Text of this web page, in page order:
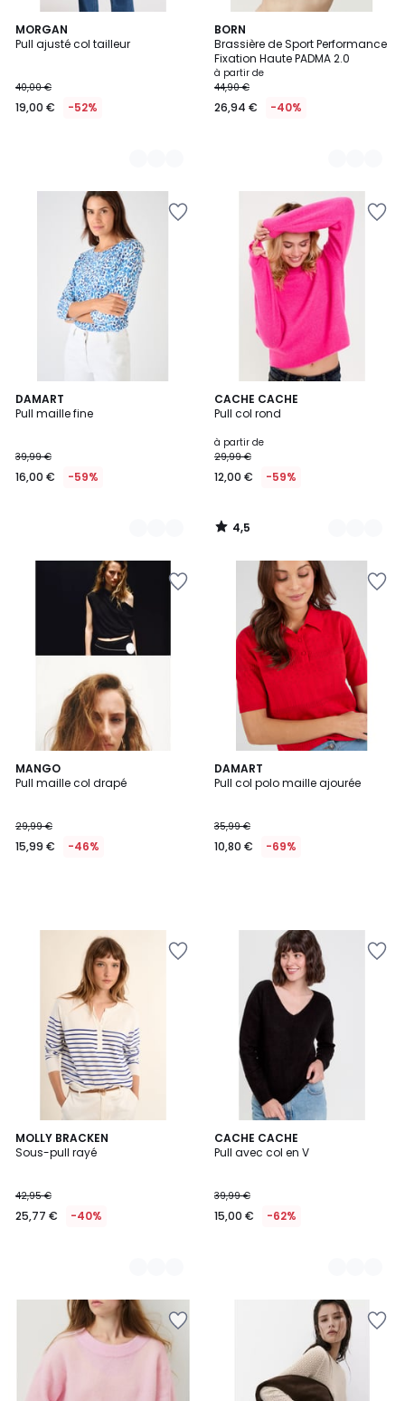
MORGAN
Pull ajusté col tailleur
40,00 €
19,00 € -52%
2
Couleurs
BORN
Brassière de Sport Performance
Fixation Haute PADMA 2.0
à partir de
44,90 €
26,94 € -40%
8
Couleurs
DAMART
Pull maille fine
39,99 €
16,00 € -59%
2
Couleurs
CACHE CACHE
Pull col rond
à partir de
29,99 €
12,00 € -59%
4,5
/ 5
6
Couleurs
4,5
/
MANGO
Pull maille col drapé
29,99 €
15,99 € -46%
DAMART
Pull col polo maille ajourée
35,99 €
10,80 € -69%
MOLLY BRACKEN
Sous-pull rayé
42,95 €
25,77 € -40%
2
Couleurs
CACHE CACHE
Pull avec col en V
39,99 €
15,00 € -62%
2
Couleurs